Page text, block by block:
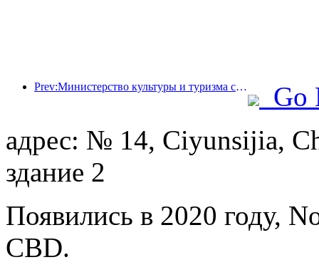
Prev:Министерство культуры и туризма сообщило, что в 2025 году 16 994 достопримечательности категории А посетили 7,51 миллиарда человек, что принесло доход от туризма в размере 554,49 миллиарда юаней.
Go
адрес: № 14, Ciyunsijia,
здание 2
Появились в 2020 году,
CBD.